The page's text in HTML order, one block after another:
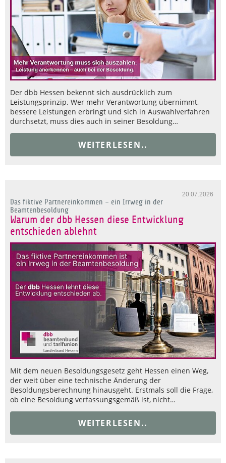
Der dbb Hessen bekennt sich ausdrücklich zum
Leistungsprinzip. Wer mehr Verantwortung übernimmt,
bessere Leistungen erbringt und sich in Auswahlverfahren
durchsetzt, muss dies auch in seiner Besoldung…
WEITERLESEN..
20.07.2026
Das fiktive Partnereinkommen – ein Irrweg in der
Beamtenbesoldung
Warum der dbb Hessen diese Entwicklung
entschieden ablehnt
Mit dem neuen Besoldungsgesetz geht Hessen einen Weg,
der weit über eine technische Änderung der
Besoldungsberechnung hinausgeht. Erstmals soll die Frage,
ob eine Besoldung verfassungsgemäß ist, nicht…
WEITERLESEN..